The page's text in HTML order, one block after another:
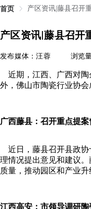
首页 产区资讯|藤县召开
产区资讯|藤县召开
发布媒体：汪蓉 浏览
近期，江西、广西对陶
外，佛山市陶瓷行业协会
广西藤县：召开重点提
近日，藤县召开县政协
理情况提出意见和建议
质量，推动园区和产业升
江西高安：市领导调研